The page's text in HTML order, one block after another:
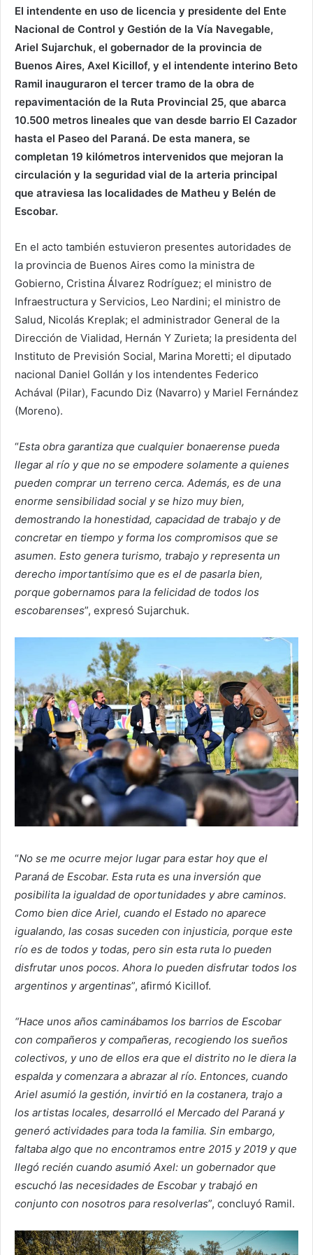
El intendente en uso de licencia y presidente del Ente
Nacional de Control y Gestión de la Vía Navegable,
Ariel Sujarchuk, el gobernador de la provincia de
Buenos Aires, Axel Kicillof, y el intendente interino Beto
Ramil inauguraron el tercer tramo de la obra de
repavimentación de la Ruta Provincial 25, que abarca
10.500 metros lineales que van desde barrio El Cazador
hasta el Paseo del Paraná. De esta manera, se
completan 19 kilómetros intervenidos que mejoran la
circulación y la seguridad vial de la arteria principal
que atraviesa las localidades de Matheu y Belén de
Escobar.
En el acto también estuvieron presentes autoridades de
la provincia de Buenos Aires como la ministra de
Gobierno, Cristina Álvarez Rodríguez; el ministro de
Infraestructura y Servicios, Leo Nardini; el ministro de
Salud, Nicolás Kreplak; el administrador General de la
Dirección de Vialidad, Hernán Y Zurieta; la presidenta del
Instituto de Previsión Social, Marina Moretti; el diputado
nacional Daniel Gollán y los intendentes Federico
Achával (Pilar), Facundo Diz (Navarro) y Mariel Fernández
(Moreno).
“Esta obra garantiza que cualquier bonaerense pueda
llegar al río y que no se empodere solamente a quienes
pueden comprar un terreno cerca. Además, es de una
enorme sensibilidad social y se hizo muy bien,
demostrando la honestidad, capacidad de trabajo y de
concretar en tiempo y forma los compromisos que se
asumen. Esto genera turismo, trabajo y representa un
derecho importantísimo que es el de pasarla bien,
porque gobernamos para la felicidad de todos los
escobarenses”, expresó Sujarchuk.
“No se me ocurre mejor lugar para estar hoy que el
Paraná de Escobar. Esta ruta es una inversión que
posibilita la igualdad de oportunidades y abre caminos.
Como bien dice Ariel, cuando el Estado no aparece
igualando, las cosas suceden con injusticia, porque este
río es de todos y todas, pero sin esta ruta lo pueden
disfrutar unos pocos. Ahora lo pueden disfrutar todos los
argentinos y argentinas”, afirmó Kicillof.
“Hace unos años caminábamos los barrios de Escobar
con compañeros y compañeras, recogiendo los sueños
colectivos, y uno de ellos era que el distrito no le diera la
espalda y comenzara a abrazar al río. Entonces, cuando
Ariel asumió la gestión, invirtió en la costanera, trajo a
los artistas locales, desarrolló el Mercado del Paraná y
generó actividades para toda la familia. Sin embargo,
faltaba algo que no encontramos entre 2015 y 2019 y que
llegó recién cuando asumió Axel: un gobernador que
escuchó las necesidades de Escobar y trabajó en
conjunto con nosotros para resolverlas”, concluyó Ramil.